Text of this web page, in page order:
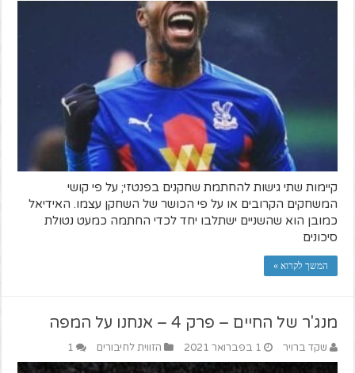
קיימות שתי גישות להחתמת שחקנים בפנטזי; על פי קושי
המשחקים הקרובים או על פי הכושר של השחקן עצמו. האידיאל
כמובן הוא שהשניים ישתלבו יחד לכדי החתמה כמעט נטולת
סיכונים
המשך לקרוא »
מנג'ר של החיים – פרק 4 – אנחנו על המפה
שקד ברויר 1 בפברואר 2021 הזווית לחיבורים 1